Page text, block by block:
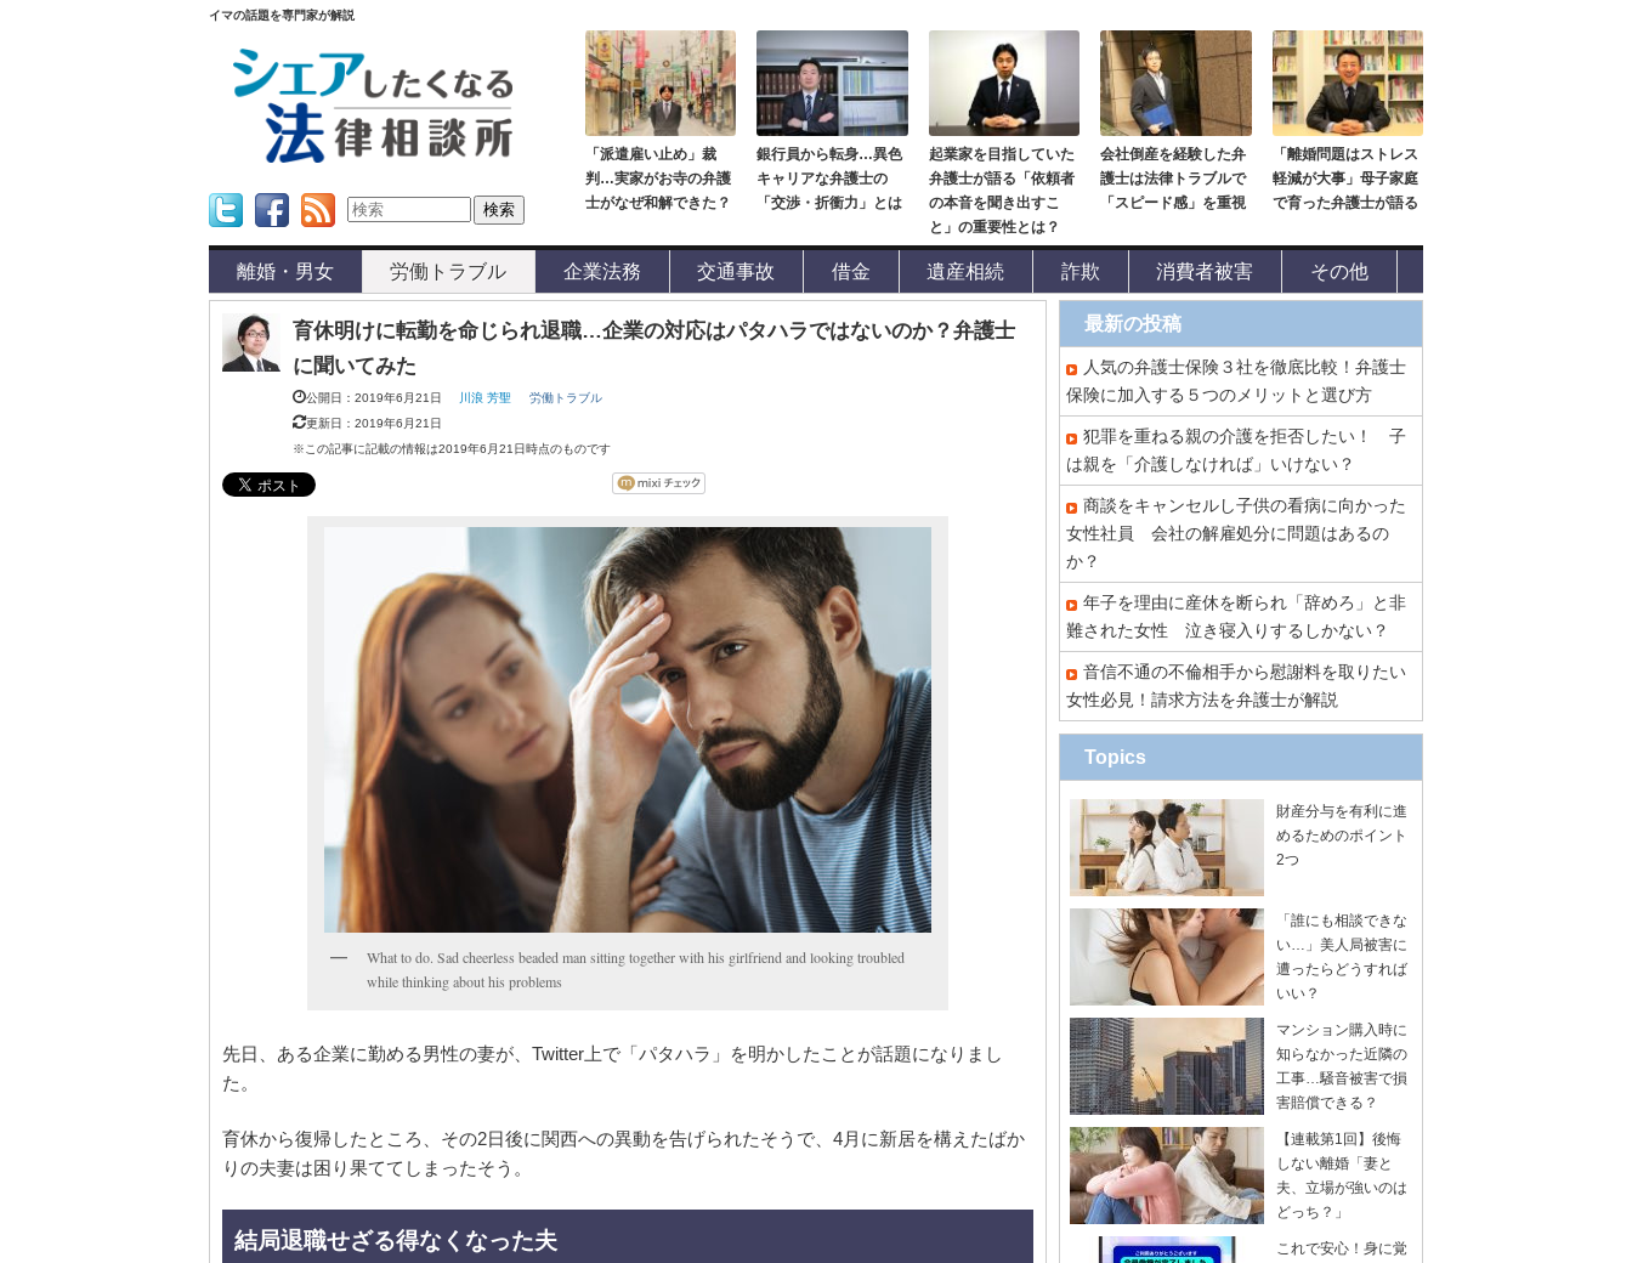
イマの話題を専門家が解説
「派遣雇い止め」裁
判…実家がお寺の弁護
士がなぜ和解できた？
銀行員から転身…異色
キャリアな弁護士の
「交渉・折衝力」とは
起業家を目指していた
弁護士が語る「依頼者
の本音を聞き出すこ
と」の重要性とは？
会社倒産を経験した弁
護士は法律トラブルで
「スピード感」を重視
「離婚問題はストレス
軽減が大事」母子家庭
で育った弁護士が語る
離婚・男女 労働トラブル 企業法務 交通事故 借金 遺産相続 詐欺 消費者被害 その他
育休明けに転勤を命じられ退職…企業の対応はパタハラではないのか？弁護士
に聞いてみた
公開日：2019年6月21日 川浪 芳聖
労働トラブル
更新日：2019年6月21日
※この記事に記載の情報は2019年6月21日時点のものです
What to do. Sad cheerless beaded man sitting together with his girlfriend and looking troubled
while thinking about his problems
先日、ある企業に勤める男性の妻が、Twitter上で「パタハラ」を明かしたことが話題になりまし
た。
育休から復帰したところ、その2日後に関西への異動を告げられたそうで、4月に新居を構えたばか
りの夫妻は困り果ててしまったそう。
結局退職せざる得なくなった夫
最新の投稿
人気の弁護士保険３社を徹底比較！弁護士
保険に加入する５つのメリットと選び方
犯罪を重ねる親の介護を拒否したい！ 子
は親を「介護しなければ」いけない？
商談をキャンセルし子供の看病に向かった
女性社員 会社の解雇処分に問題はあるの
か？
年子を理由に産休を断られ「辞めろ」と非
難された女性 泣き寝入りするしかない？
音信不通の不倫相手から慰謝料を取りたい
女性必見！請求方法を弁護士が解説
Topics
財産分与を有利に進
めるためのポイント
2つ
「誰にも相談できな
い…」美人局被害に
遭ったらどうすれば
いい？
マンション購入時に
知らなかった近隣の
工事…騒音被害で損
害賠償できる？
【連載第1回】後悔
しない離婚「妻と
夫、立場が強いのは
どっち？」
これで安心！身に覚